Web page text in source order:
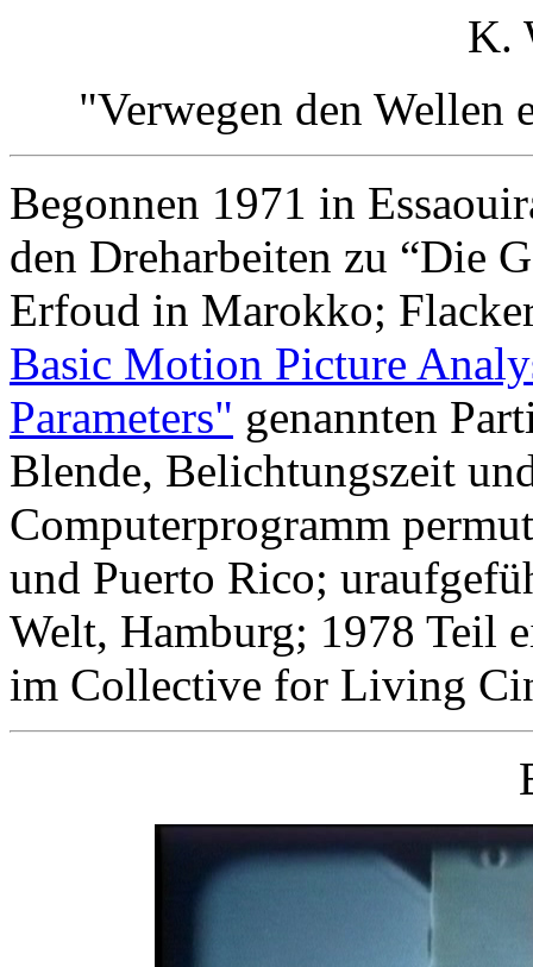
K.
"Verwegen den
Begonnen 1971 in
den Dreharbeiten zu “Die
Erfoud in Marokko;
Basic Motion Picture
Parameters" genannten
Blende, Belichtungszeit
Computerprogramm
und Puerto Rico;
Welt, Hamburg; 1978 Teil
im Collective for Living